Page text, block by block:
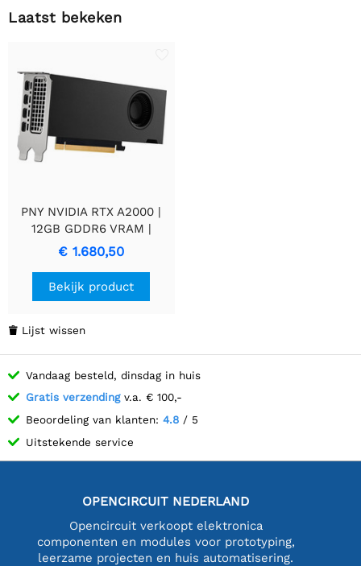
Laatst bekeken
PNY NVIDIA RTX A2000 |
12GB GDDR6 VRAM |
Videokaart | GPU | Nvidia
€ 1.680,50
Bekijk product
 Lijst wissen
Vandaag besteld, dinsdag in huis
Gratis verzendingv.a. € 100,-
Beoordeling van klanten: 4.8 / 5
Uitstekende service
OPENCIRCUIT NEDERLAND
Opencircuit verkoopt elektronica
componenten en modules voor prototyping,
leerzame projecten en huis automatisering.